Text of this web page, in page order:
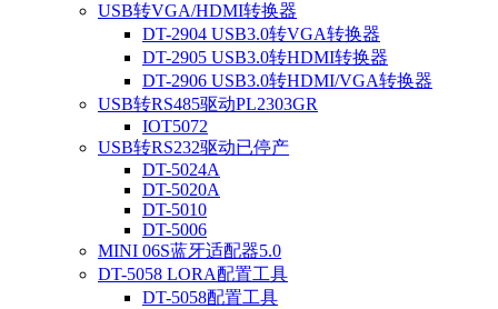
USB转VGA/HDMI转换器
DT-2904 USB3.0转VGA转换器
DT-2905 USB3.0转HDMI转换器
DT-2906 USB3.0转HDMI/VGA转换器
USB转RS485驱动PL2303GR
IOT5072
USB转RS232驱动已停产
DT-5024A
DT-5020A
DT-5010
DT-5006
MINI 06S蓝牙适配器5.0
DT-5058 LORA配置工具
DT-5058配置工具